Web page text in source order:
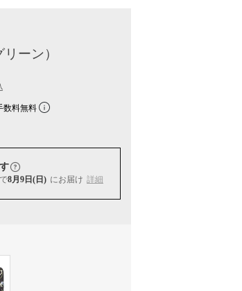
ーン）
数料無料
8月9日(日) にお届け 詳細